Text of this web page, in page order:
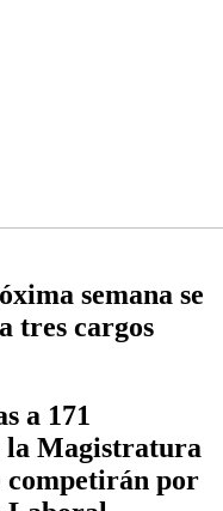
semana se
tres cargos
a 171
la Magistratura
competirán por